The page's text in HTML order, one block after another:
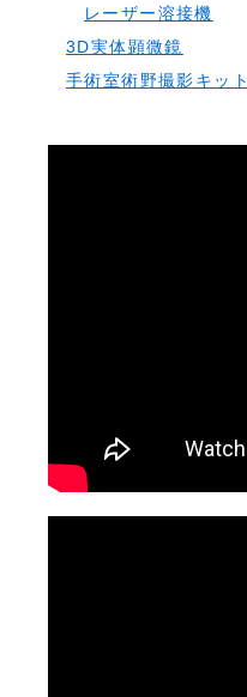
レーザー溶接機
3D実体顕微鏡
手術室術野撮影キット